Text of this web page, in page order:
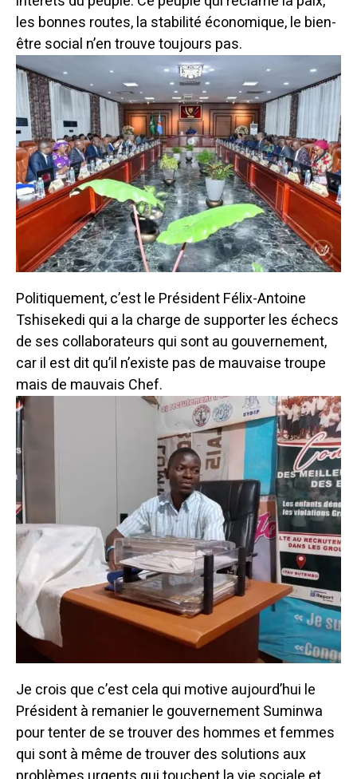
les bonnes routes, la stabilité économique, le bien-
être social n’en trouve toujours pas.
Politiquement, c’est le Président Félix-Antoine
Tshisekedi qui a la charge de supporter les échecs
de ses collaborateurs qui sont au gouvernement,
car il est dit qu’il n’existe pas de mauvaise troupe
mais de mauvais Chef.
Je crois que c’est cela qui motive aujourd’hui le
Président à remanier le gouvernement Suminwa
pour tenter de se trouver des hommes et femmes
qui sont à même de trouver des solutions aux